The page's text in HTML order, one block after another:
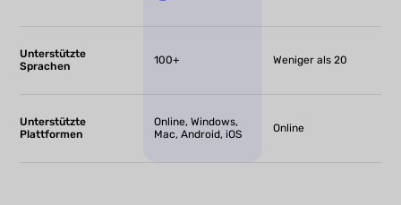
Unterstützte
Sprachen
100+ Weniger als 20
Unterstützte
Plattformen
Online, Windows,
Mac, Android, iOS
Online